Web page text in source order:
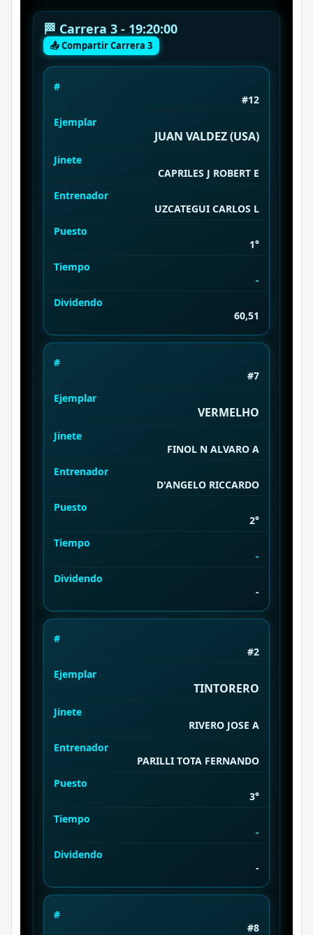
🏁 Carrera 3 - 19:20:00
📤 Compartir Carrera 3
#
#12
Ejemplar
JUAN VALDEZ (USA)
Jinete
CAPRILES J ROBERT E
Entrenador
UZCATEGUI CARLOS L
Puesto
1°
Tiempo
-
Dividendo
60,51
#
#7
Ejemplar
VERMELHO
Jinete
FINOL N ALVARO A
Entrenador
D'ANGELO RICCARDO
Puesto
2°
Tiempo
-
Dividendo
-
#
#2
Ejemplar
TINTORERO
Jinete
RIVERO JOSE A
Entrenador
PARILLI TOTA FERNANDO
Puesto
3°
Tiempo
-
Dividendo
-
#
#8